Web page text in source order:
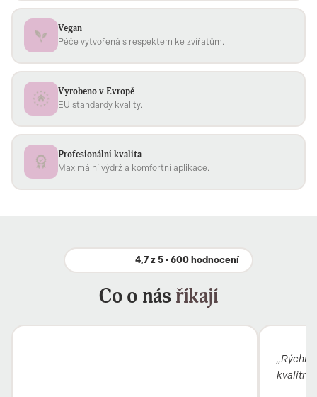
Vegan
Péče vytvořená s respektem ke zvířatům.
Vyrobeno v Evropě
EU standardy kvality.
Profesionální kvalita
Maximální výdrž a komfortní aplikace.
4,7 z 5 · 600 hodnocení
Co o násříkají
„Rýchle
kvalitný"